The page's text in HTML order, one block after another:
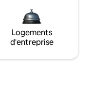
Logements
d'entreprise